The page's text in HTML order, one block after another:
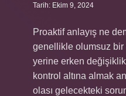
Tarih: Ekim 9, 2024
Proaktif anlayış ne
genellikle olumsuz bir
yerine erken
kontrol altına almak
olası gelecekteki